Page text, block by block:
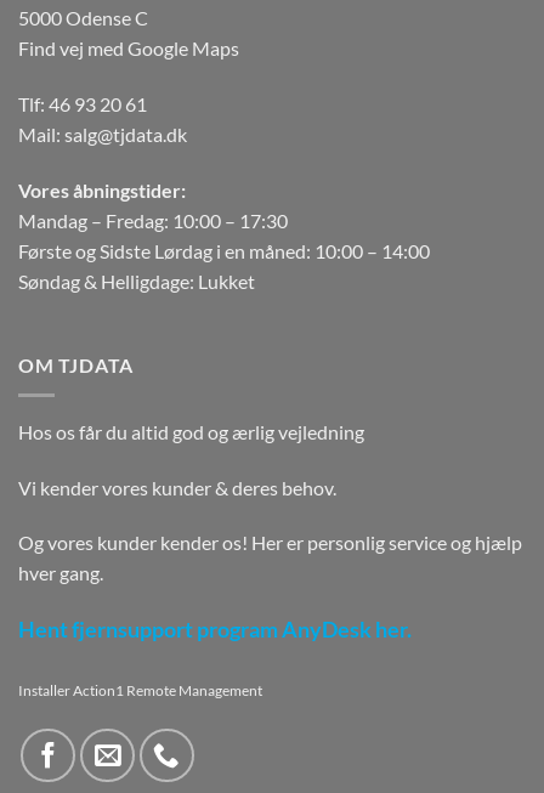
5000 Odense C
Find vej med Google Maps
Tlf: 46 93 20 61
Mail: salg@tjdata.dk
Vores åbningstider:
Mandag – Fredag: 10:00 – 17:30
Første og Sidste Lørdag i en måned: 10:00 – 14:00
Søndag & Helligdage: Lukket
OM TJDATA
Hos os får du altid god og ærlig vejledning
Vi kender vores kunder & deres behov.
Og vores kunder kender os! Her er personlig service og hjælp
hver gang.
Hent fjernsupport program AnyDesk her.
Installer Action1 Remote Management